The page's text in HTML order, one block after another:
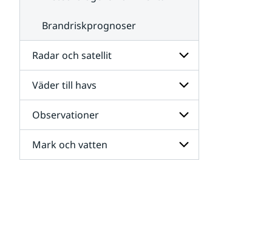
Brandriskprognoser
Radar och satellit
Undersidor
för
Radar
och
satellit
Väder till havs
Undersidor
för
Väder
till
havs
Observationer
Undersidor
för
Mark och vatten